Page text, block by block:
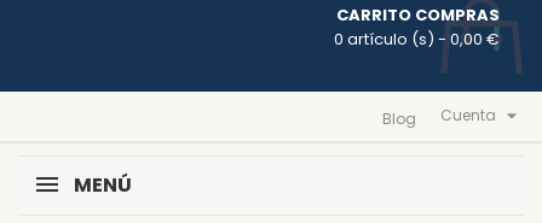
CARRITO COMPRAS
0 artículo (s) - 0,00 €
Cuenta 
Blog
MENÚ